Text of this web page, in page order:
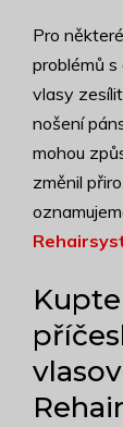
Pro
problémů
vlasy
nošení
mohou
změnil